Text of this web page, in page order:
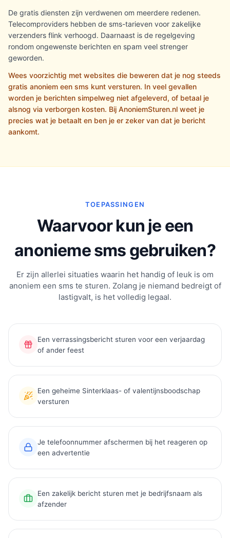
De gratis diensten zijn verdwenen om meerdere redenen.
Telecomproviders hebben de sms-tarieven voor zakelijke
verzenders flink verhoogd. Daarnaast is de regelgeving
rondom ongewenste berichten en spam veel strenger
geworden.
Wees voorzichtig met websites die beweren dat je nog steeds
gratis anoniem een sms kunt versturen. In veel gevallen
worden je berichten simpelweg niet afgeleverd, of betaal je
alsnog via verborgen kosten. Bij AnoniemSturen.nl weet je
precies wat je betaalt en ben je er zeker van dat je bericht
aankomt.
TOEPASSINGEN
Waarvoor kun je een
anonieme sms gebruiken?
Er zijn allerlei situaties waarin het handig of leuk is om
anoniem een sms te sturen. Zolang je niemand bedreigt of
lastigvalt, is het volledig legaal.
Een verrassingsbericht sturen voor een verjaardag
of ander feest
Een geheime Sinterklaas- of valentijnsboodschap
versturen
Je telefoonnummer afschermen bij het reageren op
een advertentie
Een zakelijk bericht sturen met je bedrijfsnaam als
afzender